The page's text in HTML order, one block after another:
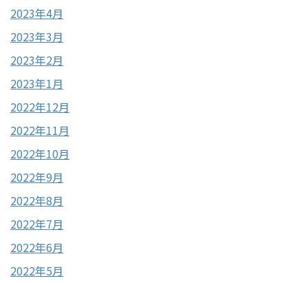
2023年4月
2023年3月
2023年2月
2023年1月
2022年12月
2022年11月
2022年10月
2022年9月
2022年8月
2022年7月
2022年6月
2022年5月